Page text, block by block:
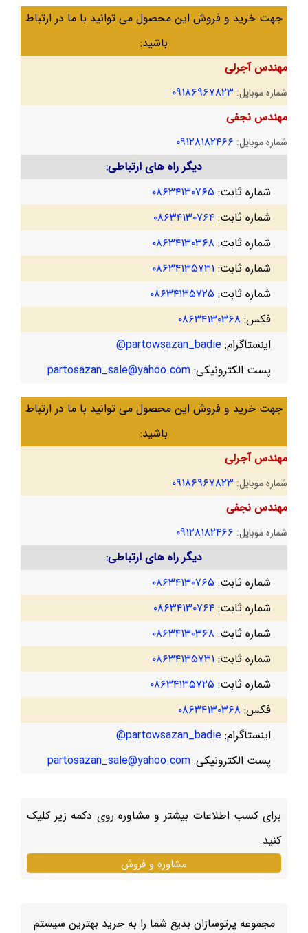
جهت خرید و فروش این محصول می توانید با ما در ارتباط
باشید:
مهندس آجرلی
شماره موبایل: ۰۹۱۸۶۹۶۷۸۲۳
مهندس نجفی
شماره موبایل: ۰۹۱۲۸۱۸۲۴۶۶
دیگر راه های ارتباطی:
شماره ثابت: ۰۸۶۳۴۱۳۰۷۶۵
شماره ثابت: ۰۸۶۳۴۱۳۰۷۶۴
شماره ثابت: ۰۸۶۳۴۱۳۰۳۶۸
شماره ثابت: ۰۸۶۳۴۱۳۵۷۳۱
شماره ثابت: ۰۸۶۳۴۱۳۵۷۲۵
فکس: ۰۸۶۳۴۱۳۰۳۶۸
اینستاگرام: partowsazan_badie@
پست الکترونیکی: partosazan_sale@yahoo.com
جهت خرید و فروش این محصول می توانید با ما در ارتباط
باشید:
مهندس آجرلی
شماره موبایل: ۰۹۱۸۶۹۶۷۸۲۳
مهندس نجفی
شماره موبایل: ۰۹۱۲۸۱۸۲۴۶۶
دیگر راه های ارتباطی:
شماره ثابت: ۰۸۶۳۴۱۳۰۷۶۵
شماره ثابت: ۰۸۶۳۴۱۳۰۷۶۴
شماره ثابت: ۰۸۶۳۴۱۳۰۳۶۸
شماره ثابت: ۰۸۶۳۴۱۳۵۷۳۱
شماره ثابت: ۰۸۶۳۴۱۳۵۷۲۵
فکس: ۰۸۶۳۴۱۳۰۳۶۸
اینستاگرام: partowsazan_badie@
پست الکترونیکی: partosazan_sale@yahoo.com
برای کسب اطلاعات بیشتر و مشاوره روی دکمه زیر کلیک
کنید.
مشاوره و فروش
مجموعه پرتوسازان بدیع شما را به خرید بهترین سیستم